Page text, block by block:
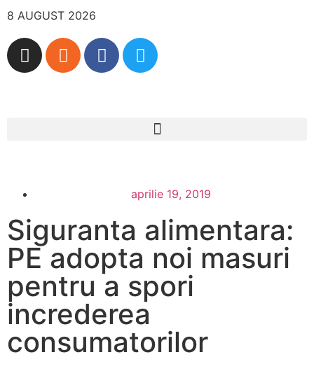
8 AUGUST 2026
aprilie 19, 2019
Siguranta alimentara:
PE adopta noi masuri
pentru a spori
increderea
consumatorilor